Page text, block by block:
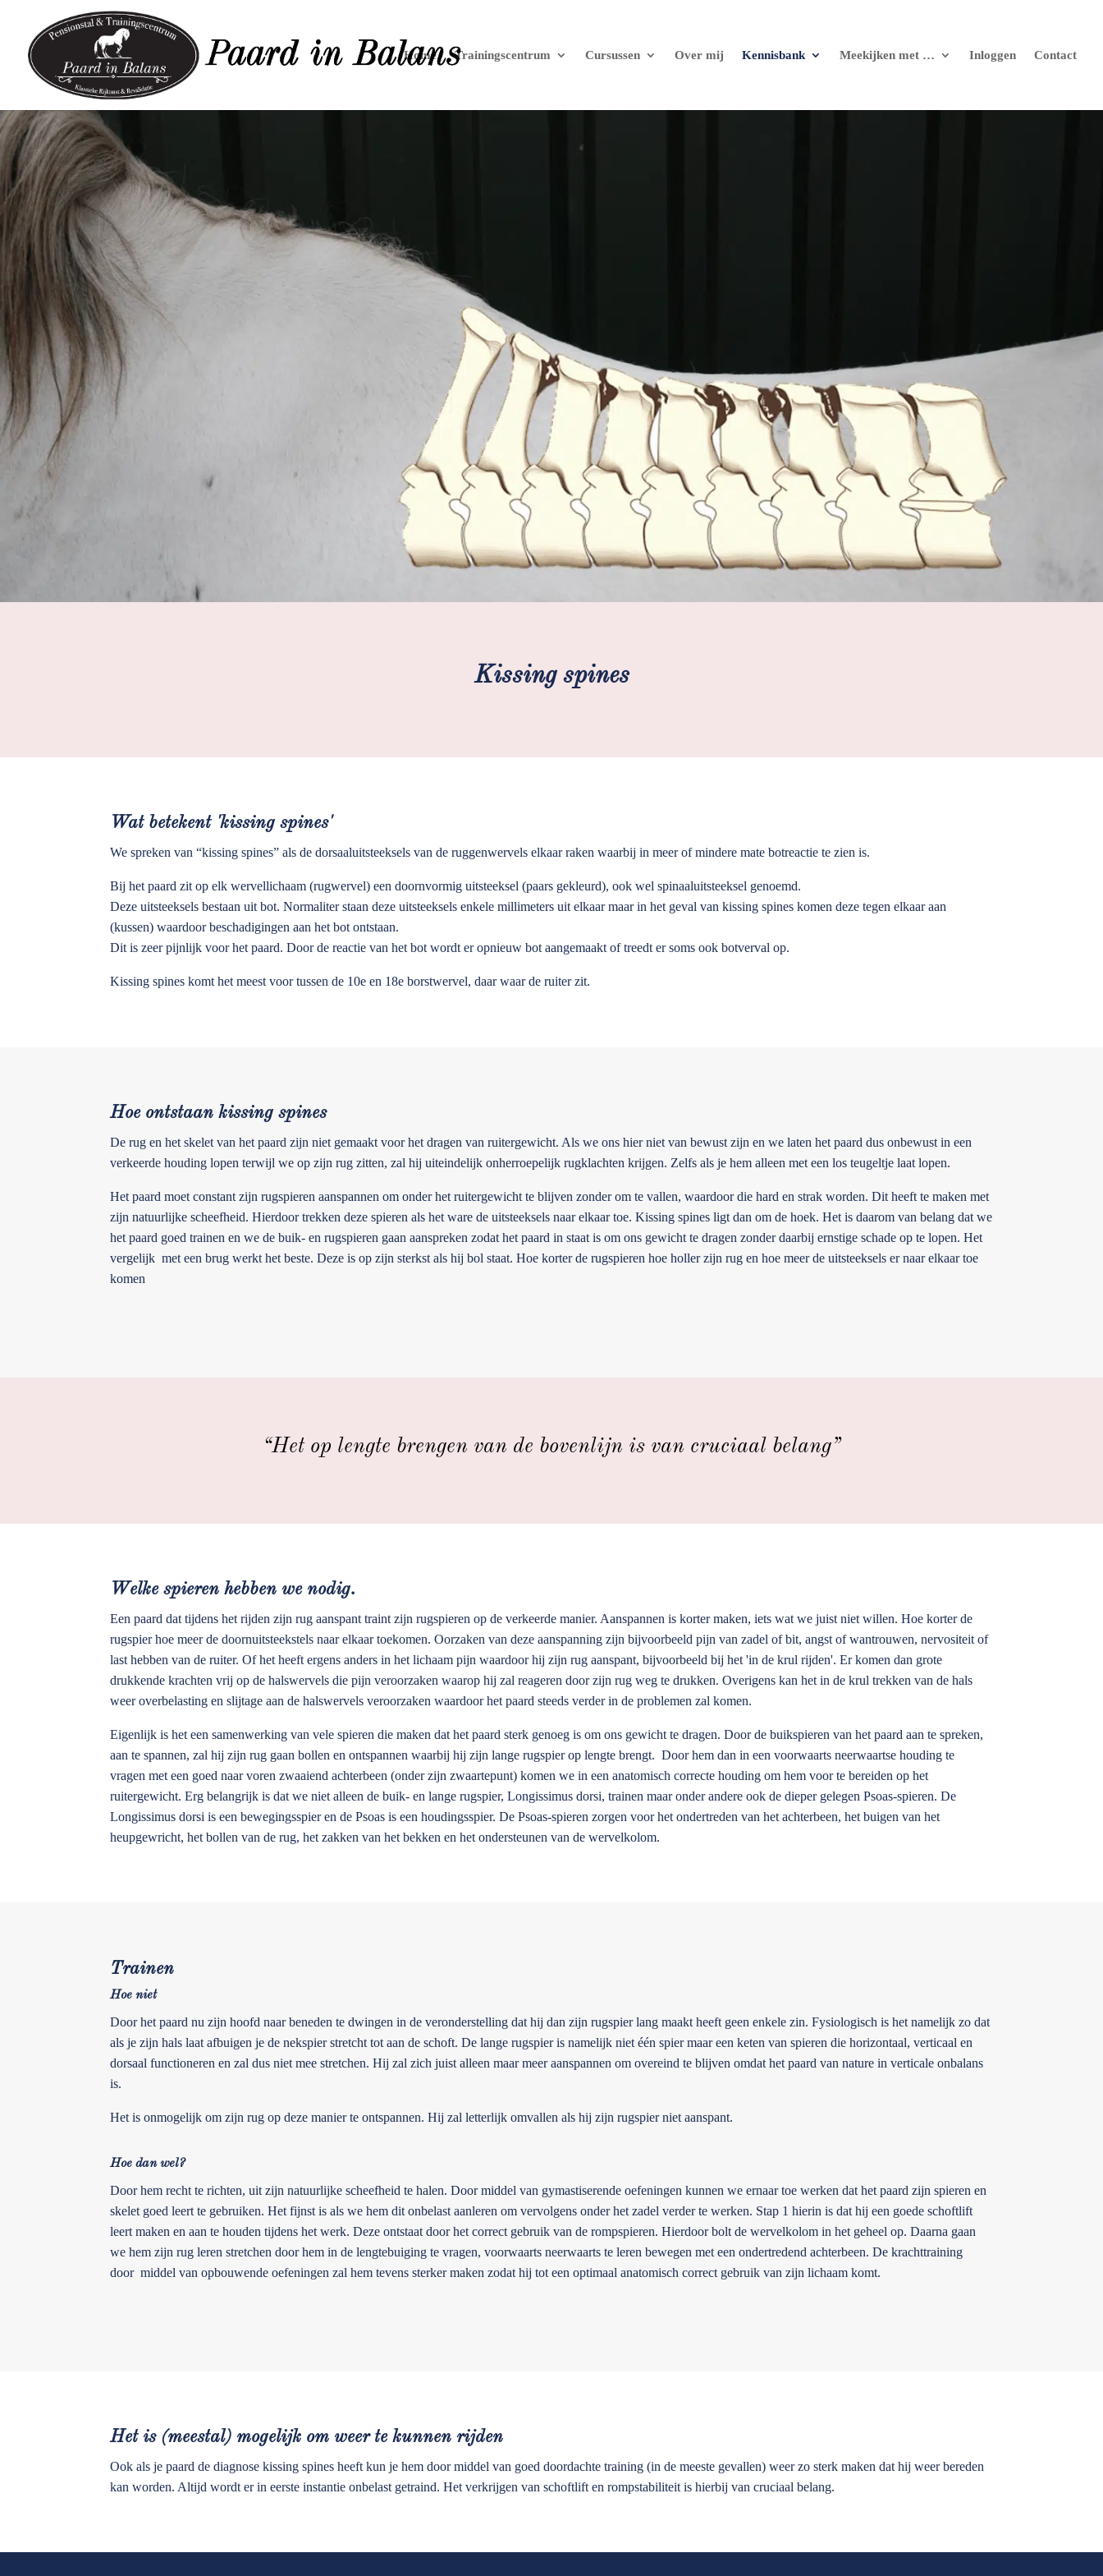
Home Trainingscentrum Cursussen Over mij Kennisbank Meekijken met … Inloggen Contact
Kissing spines
Wat betekent 'kissing spines'
We spreken van “kissing spines” als de dorsaaluitsteeksels van de ruggenwervels elkaar raken waarbij in meer of mindere mate botreactie te zien is.
Bij het paard zit op elk wervellichaam (rugwervel) een doornvormig uitsteeksel (paars gekleurd), ook wel spinaaluitsteeksel genoemd.
Deze uitsteeksels bestaan uit bot. Normaliter staan deze uitsteeksels enkele millimeters uit elkaar maar in het geval van kissing spines komen deze tegen elkaar aan
(kussen) waardoor beschadigingen aan het bot ontstaan.
Dit is zeer pijnlijk voor het paard. Door de reactie van het bot wordt er opnieuw bot aangemaakt of treedt er soms ook botverval op.
Kissing spines komt het meest voor tussen de 10e en 18e borstwervel, daar waar de ruiter zit.
Hoe ontstaan kissing spines
De rug en het skelet van het paard zijn niet gemaakt voor het dragen van ruitergewicht. Als we ons hier niet van bewust zijn en we laten het paard dus onbewust in een
verkeerde houding lopen terwijl we op zijn rug zitten, zal hij uiteindelijk onherroepelijk rugklachten krijgen. Zelfs als je hem alleen met een los teugeltje laat lopen.
Het paard moet constant zijn rugspieren aanspannen om onder het ruitergewicht te blijven zonder om te vallen, waardoor die hard en strak worden. Dit heeft te maken met
zijn natuurlijke scheefheid. Hierdoor trekken deze spieren als het ware de uitsteeksels naar elkaar toe. Kissing spines ligt dan om de hoek. Het is daarom van belang dat we
het paard goed trainen en we de buik- en rugspieren gaan aanspreken zodat het paard in staat is om ons gewicht te dragen zonder daarbij ernstige schade op te lopen. Het
vergelijk met een brug werkt het beste. Deze is op zijn sterkst als hij bol staat. Hoe korter de rugspieren hoe holler zijn rug en hoe meer de uitsteeksels er naar elkaar toe
komen
“Het op lengte brengen van de bovenlijn is van cruciaal belang”
Welke spieren hebben we nodig.
Een paard dat tijdens het rijden zijn rug aanspant traint zijn rugspieren op de verkeerde manier. Aanspannen is korter maken, iets wat we juist niet willen. Hoe korter de
rugspier hoe meer de doornuitsteekstels naar elkaar toekomen. Oorzaken van deze aanspanning zijn bijvoorbeeld pijn van zadel of bit, angst of wantrouwen, nervositeit of
last hebben van de ruiter. Of het heeft ergens anders in het lichaam pijn waardoor hij zijn rug aanspant, bijvoorbeeld bij het 'in de krul rijden'. Er komen dan grote
drukkende krachten vrij op de halswervels die pijn veroorzaken waarop hij zal reageren door zijn rug weg te drukken. Overigens kan het in de krul trekken van de hals
weer overbelasting en slijtage aan de halswervels veroorzaken waardoor het paard steeds verder in de problemen zal komen.
Eigenlijk is het een samenwerking van vele spieren die maken dat het paard sterk genoeg is om ons gewicht te dragen. Door de buikspieren van het paard aan te spreken,
aan te spannen, zal hij zijn rug gaan bollen en ontspannen waarbij hij zijn lange rugspier op lengte brengt. Door hem dan in een voorwaarts neerwaartse houding te
vragen met een goed naar voren zwaaiend achterbeen (onder zijn zwaartepunt) komen we in een anatomisch correcte houding om hem voor te bereiden op het
ruitergewicht. Erg belangrijk is dat we niet alleen de buik- en lange rugspier, Longissimus dorsi, trainen maar onder andere ook de dieper gelegen Psoas-spieren. De
Longissimus dorsi is een bewegingsspier en de Psoas is een houdingsspier. De Psoas-spieren zorgen voor het ondertreden van het achterbeen, het buigen van het
heupgewricht, het bollen van de rug, het zakken van het bekken en het ondersteunen van de wervelkolom.
Trainen
Hoe niet
Door het paard nu zijn hoofd naar beneden te dwingen in de veronderstelling dat hij dan zijn rugspier lang maakt heeft geen enkele zin. Fysiologisch is het namelijk zo dat
als je zijn hals laat afbuigen je de nekspier stretcht tot aan de schoft. De lange rugspier is namelijk niet één spier maar een keten van spieren die horizontaal, verticaal en
dorsaal functioneren en zal dus niet mee stretchen. Hij zal zich juist alleen maar meer aanspannen om overeind te blijven omdat het paard van nature in verticale onbalans
is.
Het is onmogelijk om zijn rug op deze manier te ontspannen. Hij zal letterlijk omvallen als hij zijn rugspier niet aanspant.
Hoe dan wel?
Door hem recht te richten, uit zijn natuurlijke scheefheid te halen. Door middel van gymastiserende oefeningen kunnen we ernaar toe werken dat het paard zijn spieren en
skelet goed leert te gebruiken. Het fijnst is als we hem dit onbelast aanleren om vervolgens onder het zadel verder te werken. Stap 1 hierin is dat hij een goede schoftlift
leert maken en aan te houden tijdens het werk. Deze ontstaat door het correct gebruik van de rompspieren. Hierdoor bolt de wervelkolom in het geheel op. Daarna gaan
we hem zijn rug leren stretchen door hem in de lengtebuiging te vragen, voorwaarts neerwaarts te leren bewegen met een ondertredend achterbeen. De krachttraining
door middel van opbouwende oefeningen zal hem tevens sterker maken zodat hij tot een optimaal anatomisch correct gebruik van zijn lichaam komt.
Het is (meestal) mogelijk om weer te kunnen rijden
Ook als je paard de diagnose kissing spines heeft kun je hem door middel van goed doordachte training (in de meeste gevallen) weer zo sterk maken dat hij weer bereden
kan worden. Altijd wordt er in eerste instantie onbelast getraind. Het verkrijgen van schoftlift en rompstabiliteit is hierbij van cruciaal belang.